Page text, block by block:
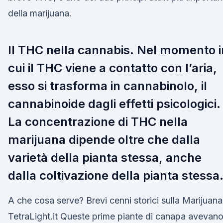
della marijuana.
Il THC nella cannabis. Nel momento
cui il THC viene a contatto con l’aria,
esso si trasforma in cannabinolo, il
cannabinoide dagli effetti psicologici.
La concentrazione di THC nella
marijuana dipende oltre che dalla
varietà della pianta stessa, anche
dalla coltivazione della pianta stessa.
A che cosa serve? Brevi cenni storici sulla
TetraLight.it Queste prime piante di canapa avevano